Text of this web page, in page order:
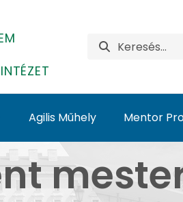
Agilis Műhely Mentor
szak -